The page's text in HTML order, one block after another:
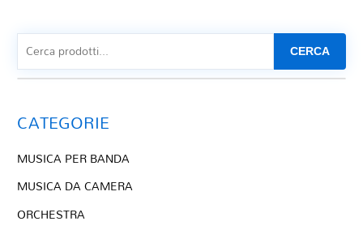
CERCA
CATEGORIE
MUSICA PER BANDA
MUSICA DA CAMERA
ORCHESTRA